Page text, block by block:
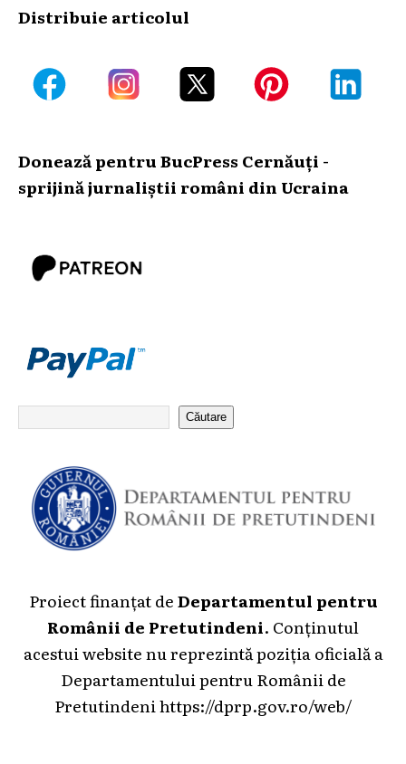
Distribuie articolul
Donează pentru BucPress Cernăuți -
sprijină jurnaliștii români din Ucraina
Căutare
Proiect finanțat deDepartamentul pentru
Românii de Pretutindeni. Conținutul
acestui website nu reprezintă poziția oficială a
Departamentului pentru Românii de
Pretutindeni https://dprp.gov.ro/web/